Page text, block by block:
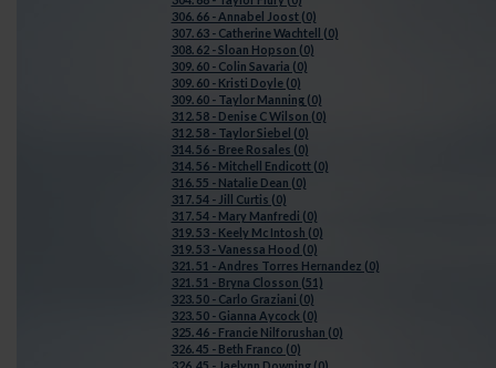
306. 66 - Annabel Joost (0)
307. 63 - Catherine Wachtell (0)
308. 62 - Sloan Hopson (0)
309. 60 - Colin Savaria (0)
309. 60 - Kristi Doyle (0)
309. 60 - Taylor Manning (0)
312. 58 - Denise C Wilson (0)
312. 58 - Taylor Siebel (0)
314. 56 - Bree Rosales (0)
314. 56 - Mitchell Endicott (0)
316. 55 - Natalie Dean (0)
317. 54 - Jill Curtis (0)
317. 54 - Mary Manfredi (0)
319. 53 - Keely Mc Intosh (0)
319. 53 - Vanessa Hood (0)
321. 51 - Andres Torres Hernandez (0)
321. 51 - Bryna Closson (51)
323. 50 - Carlo Graziani (0)
323. 50 - Gianna Aycock (0)
325. 46 - Francie Nilforushan (0)
326. 45 - Beth Franco (0)